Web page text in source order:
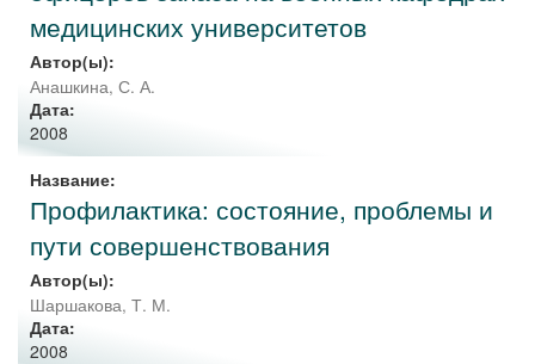
медицинских университетов
Автор(ы):
Анашкина, С. А.
Дата:
2008
Название:
Профилактика: состояние, проблемы и
пути совершенствования
Автор(ы):
Шаршакова, Т. М.
Дата:
2008